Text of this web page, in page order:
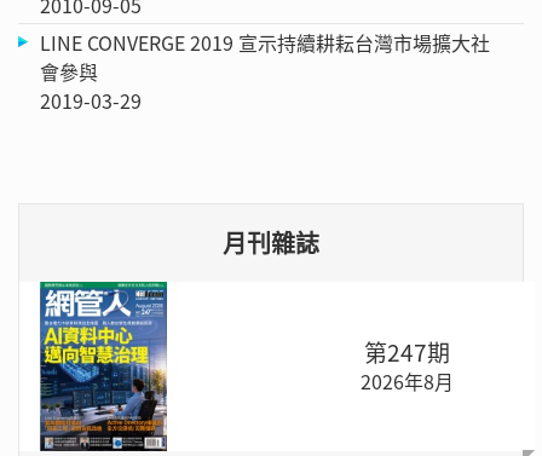
LINE CONVERGE 2019 宣示持續耕耘台灣市場擴大社
會參與
2019-03-29
月刊雜誌
第247期
2026年8月